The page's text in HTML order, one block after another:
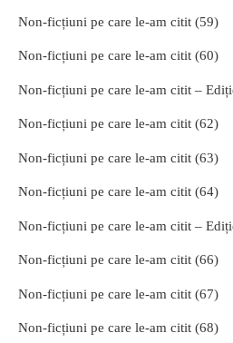
Non-ficțiuni pe care le-am citit (59)
Non-ficțiuni pe care le-am citit (60)
Non-ficțiuni pe care le-am citit –
Non-ficțiuni pe care le-am citit (62)
Non-ficțiuni pe care le-am citit (63)
Non-ficțiuni pe care le-am citit (64)
Non-ficțiuni pe care le-am citit –
Non-ficțiuni pe care le-am citit (66)
Non-ficțiuni pe care le-am citit (67)
Non-ficțiuni pe care le-am citit (68)